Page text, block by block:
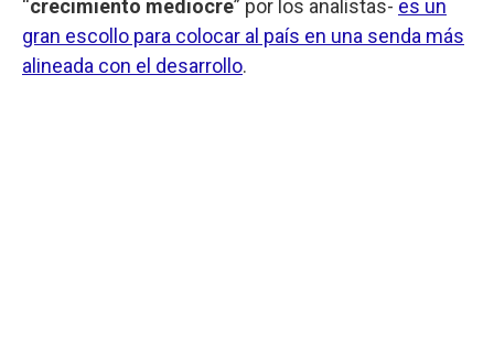
“crecimiento mediocre” por los analistas- es un
gran escollo para colocar al país en una senda más
alineada con el desarrollo.